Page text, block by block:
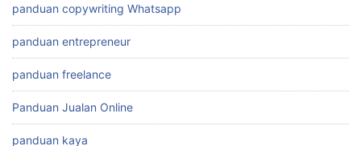
panduan copywriting Whatsapp
panduan entrepreneur
panduan freelance
Panduan Jualan Online
panduan kaya